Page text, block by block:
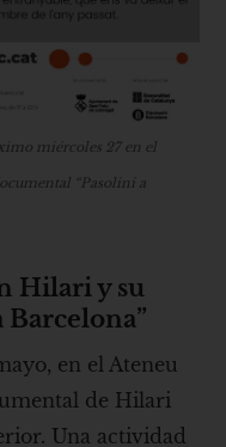
miércoles 27 en el
“Pasolini a
Hilari y su
en el Ateneu
de Hilari
Una actividad